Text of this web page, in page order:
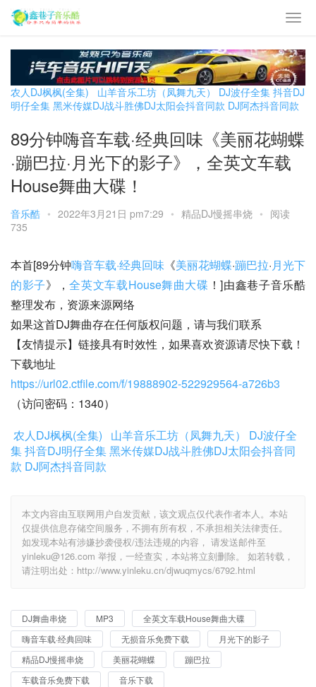
农人DJ枫枫(全集) 山羊音乐工坊（凤舞九天） DJ波仔全集 抖音DJ
明仔全集 黑米传媒DJ战斗胜佛DJ太阳会抖音同款 DJ阿杰抖音同款
89分钟嗨音车载·经典回味《美丽花蝴蝶
·蹦巴拉·月光下的影子》，全英文车载
House舞曲大碟！
音乐酷 • 2022年3月21日 pm7:29 • 精品DJ慢摇串烧 • 阅读
735
本首[89分钟嗨音车载·经典回味 《美丽花蝴蝶·蹦巴拉·月光下
的影子》，全英文车载House舞曲大碟 ！]由鑫巷子音乐酷
整理发布，资源来源网络
如果这首DJ舞曲存在任何版权问题，请与我们联系
【友情提示】链接具有时效性，如果喜欢资源请尽快下载！
下载地址
https://url02.ctfile.com/f/19888902-522929564-a726b3
（访问密码：1340）
农人DJ枫枫(全集)
山羊音乐工坊（凤舞九天）
DJ波仔全
集抖音DJ明仔全集黑米传媒DJ战斗胜佛DJ太阳会抖音同
款 DJ阿杰抖音同款
本文内容由互联网用户自发贡献，该文观点仅代表作者本人。本站
仅提供信息存储空间服务，不拥有所有权，不承担相关法律责任。
如发现本站有涉嫌抄袭侵权/违法违规的内容， 请发送邮件至
yinleku@126.com 举报，一经查实，本站将立刻删除。 如若转载，
请注明出处：http://www.yinleku.cn/djwuqmycs/6792.html
DJ舞曲串烧 MP3
全英文车载House舞曲大碟
嗨音车载·经典回味
无损音乐免费下载
月光下的影子
精品DJ慢摇串烧
美丽花蝴蝶
蹦巴拉
车载音乐免费下载
音乐下载